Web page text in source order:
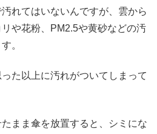
れてはいないんですが、雲から
や花粉、PM2.5や黄砂などの汚
。
た以上に汚れがついてしまって
まま傘を放置すると、シミにな